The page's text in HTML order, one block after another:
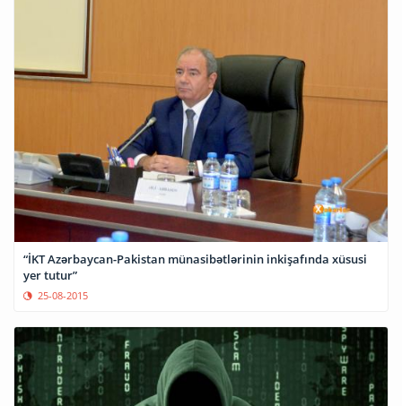
“İKT Azərbaycan-Pakistan münasibətlərinin inkişafında xüsusi
yer tutur”
25-08-2015